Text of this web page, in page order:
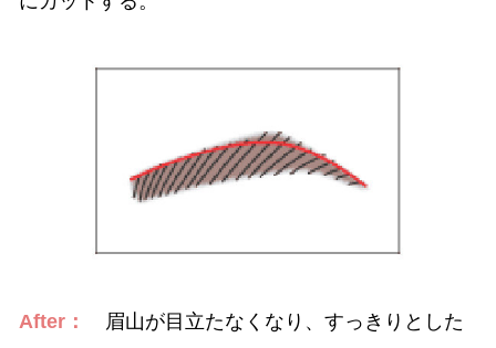
After：
眉山が目立たなくなり、すっきりとした